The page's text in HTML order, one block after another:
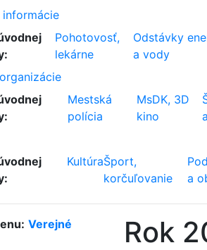
Pohotovosť,
lekárne
Odstávky
a vody
Mestská
polícia
MsDK, 3D
kino
KultúraŠport,
korčuľovanie
a
Verejné
Rok